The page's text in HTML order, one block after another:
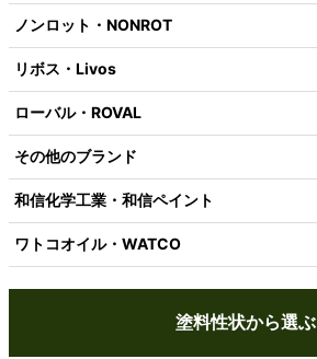
ノンロット・NONROT
リボス・Livos
ローバル・ROVAL
その他のブランド
和信化学工業・和信ペイント
ワトコオイル・WATCO
塗料性状から選ぶ